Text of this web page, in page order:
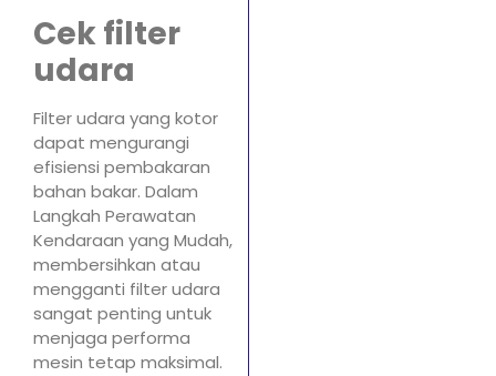
Cek filter
udara
Filter udara yang kotor
dapat mengurangi
efisiensi pembakaran
bahan bakar. Dalam
Langkah Perawatan
Kendaraan yang Mudah,
membersihkan atau
mengganti filter udara
sangat penting untuk
menjaga performa
mesin tetap maksimal.